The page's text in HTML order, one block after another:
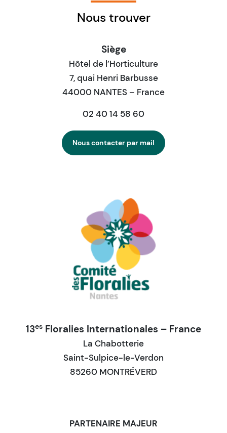
Nous trouver
Siège
Hôtel de l’Horticulture
7, quai Henri Barbusse
44000 NANTES – France
02 40 14 58 60
Nous contacter par mail
13es Floralies Internationales – France
La Chabotterie
Saint-Sulpice-le-Verdon
85260 MONTRÉVERD
PARTENAIRE MAJEUR